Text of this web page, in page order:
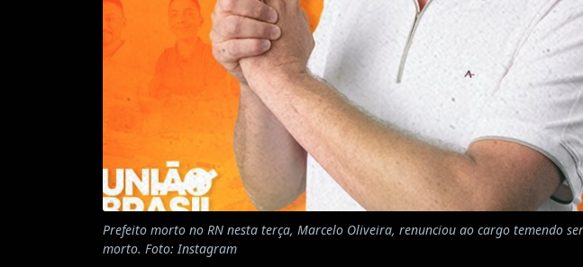
Prefeito morto no RN nesta terça, Marcelo Oliveira, renunciou ao cargo temendo ser
morto. Foto: Instagram